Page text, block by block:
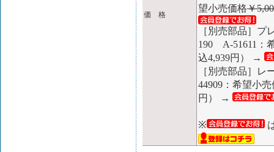
価 格
望小売価格￥
［別売部品］
190 A-51611：
込4,939円） →
［別売部品］
44909：希望小
円） →
※